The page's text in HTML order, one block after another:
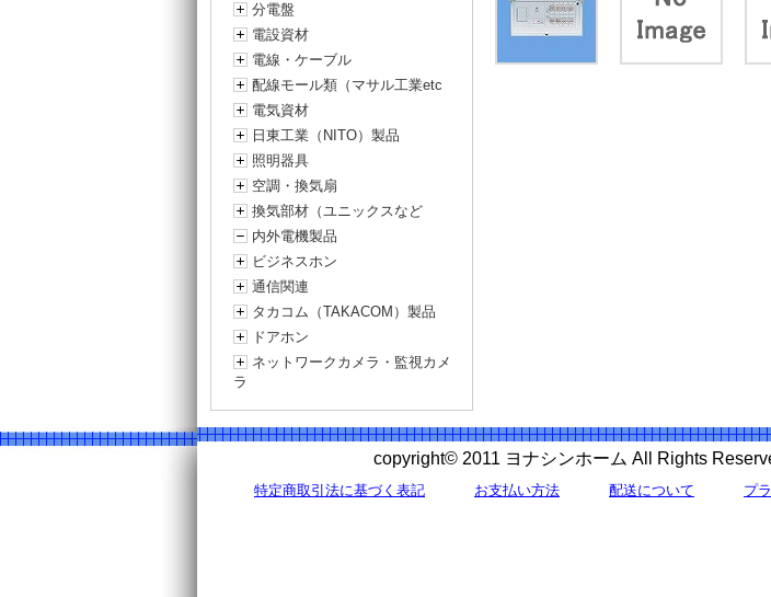
分電盤
電設資材
電線・ケーブル
配線モール類（マサル工業etc
電気資材
日東工業（NITO）製品
照明器具
空調・換気扇
換気部材（ユニックスなど
内外電機製品
ビジネスホン
通信関連
タカコム（TAKACOM）製品
ドアホン
ネットワークカメラ・監視カメ
ラ
copyright© 2011 ヨナシンホーム All Rights
特定商取引法に基づく表記 お支払い方法 配送について プ